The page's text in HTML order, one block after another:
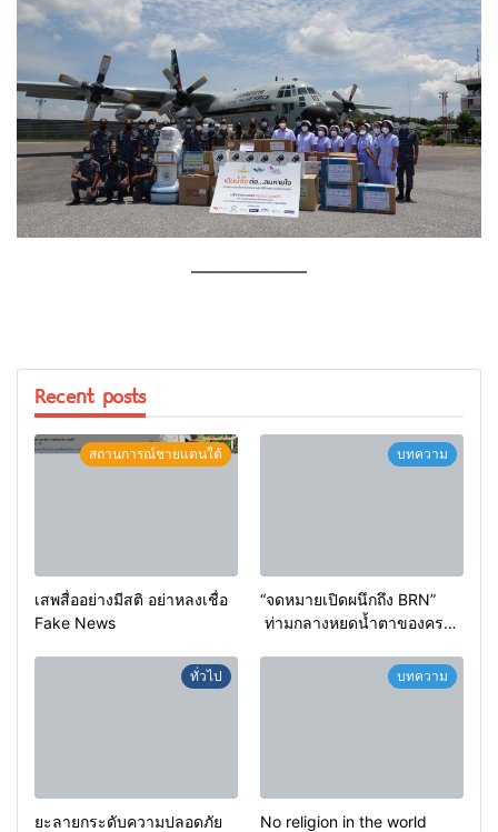
——————–
Recent posts
สถานการณ์ชายแดนใต้
เสพสื่ออย่างมีสติ อย่าหลงเชื่อ
Fake News
บทความ
“จดหมายเปิดผนึกถึง BRN”
ท่ามกลางหยดน้ำตาของครอบ
สะอื้นของทารกน้อยที่ต้อง
ทั่วไป
ยะลายกระดับความปลอดภัย
บทความ
No religion in the world